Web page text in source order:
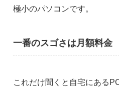
極小のパソコンです。
一番のスゴさは月額料金
これだけ聞くと自宅にある